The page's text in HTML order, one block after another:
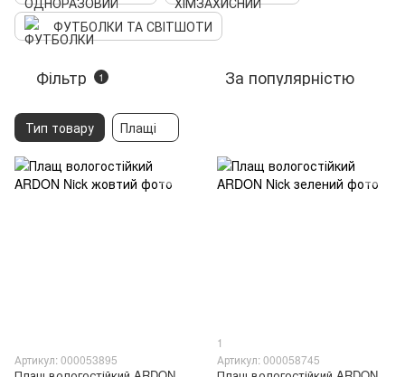
ФУТБОЛКИ ТА СВІТШОТИ
Фільтр 1 За популярністю
Тип товару Плащі
Артикул: 000053895
1
Артикул: 000058745